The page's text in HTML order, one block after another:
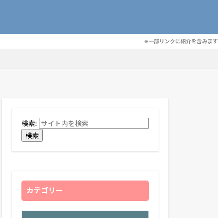
※一部リンクに紹介を含みます
検索:
検索
カテゴリー